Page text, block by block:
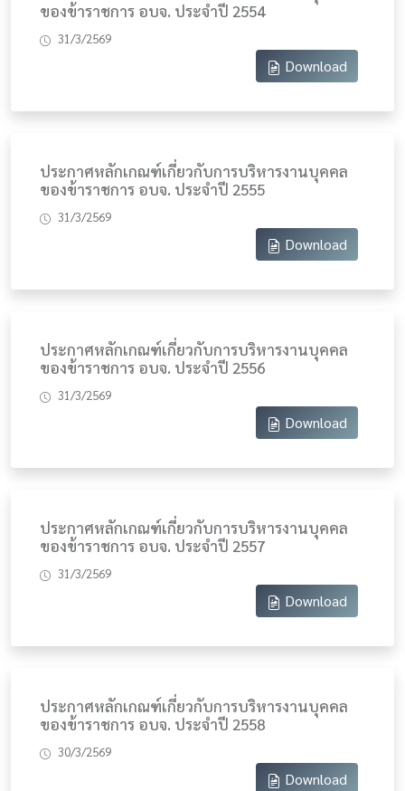
ของข้าราชการ อบจ. ประจำปี 2554
31/3/2569
Download
ประกาศหลักเกณฑ์เกี่ยวกับการบริหารงานบุคคล
ของข้าราชการ อบจ. ประจำปี 2555
31/3/2569
Download
ประกาศหลักเกณฑ์เกี่ยวกับการบริหารงานบุคคล
ของข้าราชการ อบจ. ประจำปี 2556
31/3/2569
Download
ประกาศหลักเกณฑ์เกี่ยวกับการบริหารงานบุคคล
ของข้าราชการ อบจ. ประจำปี 2557
31/3/2569
Download
ประกาศหลักเกณฑ์เกี่ยวกับการบริหารงานบุคคล
ของข้าราชการ อบจ. ประจำปี 2558
30/3/2569
Download